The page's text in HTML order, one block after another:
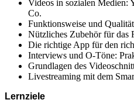
Videos in sozialen Medien:
Co.
Funktionsweise und
Nützliches Zubehör für
Die richtige App für den
Interviews und O-Töne:
Grundlagen des
Livestreaming mit dem
Lernziele